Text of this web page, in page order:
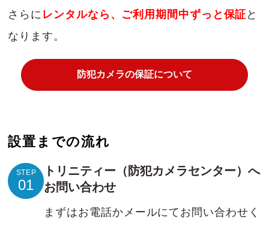
さらに レンタルなら、ご利用期間中ずっと保証 と
なります。
防犯カメラの保証について
設置までの流れ
STEP
01
トリニティー（防犯カメラセンター）へ
お問い合わせ
まずはお電話かメールにてお問い合わせく